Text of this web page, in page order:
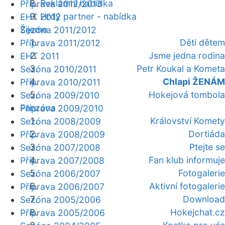
Reklamní nabídka
Hrdý partner - nabídka
Žijeme
Děti dětem
Jsme jedna rodina
Petr Koukal a Kometa
Chlapi ŽENÁM
Hokejová tombola
Fanzóna
Království Komety
Dortiáda
Ptejte se
Fan klub informuje
Fotogalerie
Aktivní fotogalerie
Download
Hokejchat.cz
Příprava 2012/2013
EHT 2012
Sezóna 2011/2012
Příprava 2011/2012
EHT 2011
Sezóna 2010/2011
Příprava 2010/2011
Sezóna 2009/2010
Příprava 2009/2010
Sezóna 2008/2009
Příprava 2008/2009
Sezóna 2007/2008
Příprava 2007/2008
Sezóna 2006/2007
Příprava 2006/2007
Sezóna 2005/2006
Příprava 2005/2006